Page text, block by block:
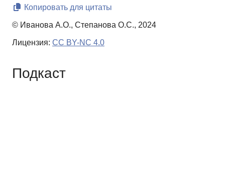
Копировать для цитаты
© Иванова А.О., Степанова О.С., 2024
Лицензия: CC BY-NC 4.0
Подкаст